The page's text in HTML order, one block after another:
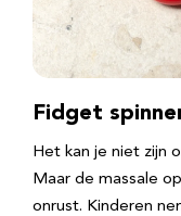
Fidget
Het kan je niet zijn
Maar de massale
onrust. Kinderen